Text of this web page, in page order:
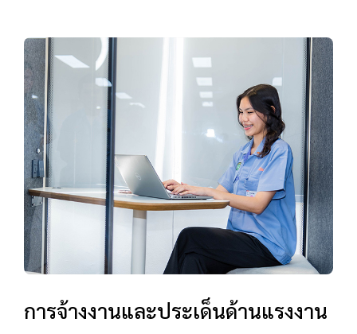
การจ้างงานและประเด็นด้านแรงงาน